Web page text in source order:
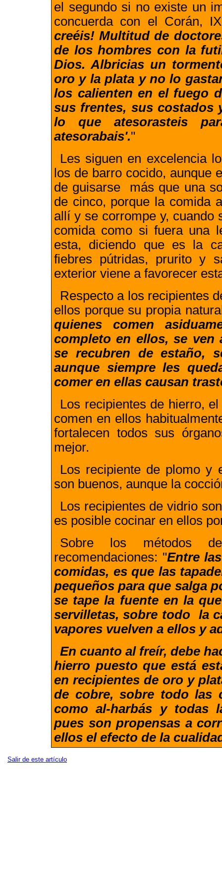
el segundo si no existe un
concuerda con el Corán,
creéis! Multitud de
de los hombres con la
Dios. Albricias un
oro y la plata y no lo
los calienten en el fuego
sus frentes, sus costados
lo que atesorasteis
atesorabais'."
Les siguen en excelencia
los de barro cocido, aunque
de guisarse más que una
de cinco, porque la comida
allí y se corrompe y, cuando
comida como si fuera una
esta, diciendo que es la
fiebres pútridas, prurito y
exterior viene a favorecer
Respecto a los recipientes
ellos porque su propia
quienes comen
completo en ellos, se ven
se recubren de estaño,
aunque siempre les
comer en ellas causan
Los recipientes de hierro,
comen en ellos
fortalecen todos sus
mejor.
Los recipiente de plomo y
son buenos, aunque la
Los recipientes de vidrio
es posible cocinar en ellos
Sobre los métodos
recomendaciones: "Entre
comidas, es que las
pequeños para que salga
se tape la fuente en la
servilletas, sobre todo la
vapores vuelven a ellos y
En cuanto al freír, debe
hierro puesto que está
en recipientes de oro y
de cobre, sobre todo las
como al-harbás y todas
pues son propensas a
ellos el efecto de la
Salir de este artículo